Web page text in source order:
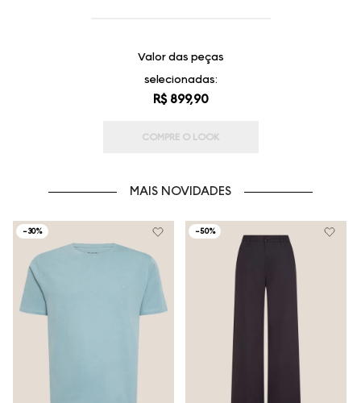
Valor das peças
selecionadas:
R$ 899,90
COMPRE O LOOK
MAIS NOVIDADES
-30% -50%